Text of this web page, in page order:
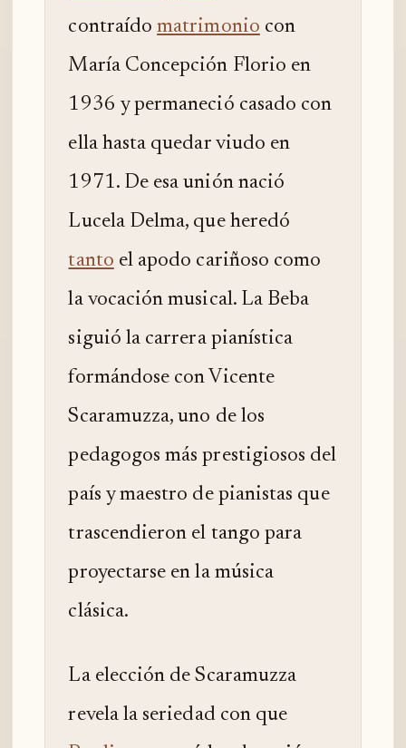
contraídomatrimonio con
María Concepción Florio en
1936 y permaneció casado con
ella hasta quedar viudo en
1971. De esa unión nació
Lucela Delma, que heredó
tanto el apodo cariñoso como
la vocación musical. La Beba
siguió la carrera pianística
formándose con Vicente
Scaramuzza, uno de los
pedagogos más prestigiosos del
país y maestro de pianistas que
trascendieron el tango para
proyectarse en la música
clásica.
La elección de Scaramuzza
revela la seriedad con que